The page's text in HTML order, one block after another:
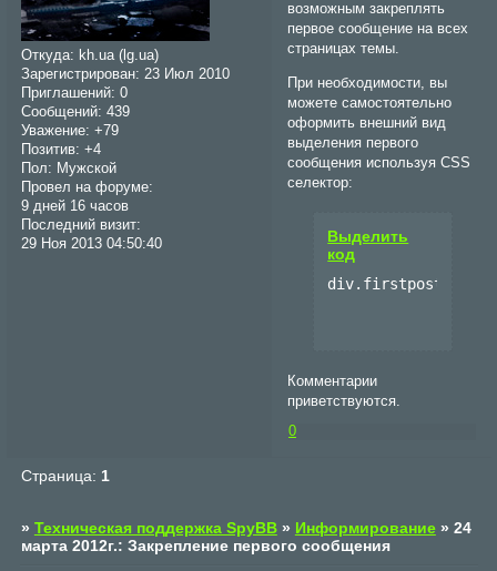
Откуда: kh.ua (lg.ua)
Зарегистрирован: 23 Июл 2010
Приглашений: 0
Сообщений: 439
Уважение: +79
Позитив: +4
Пол: Мужской
Провел на форуме:
9 дней 16 часов
Последний визит:
29 Ноя 2013 04:50:40
возможным закреплять
первое сообщение на всех
страницах темы.
При необходимости, вы
можете самостоятельно
оформить внешний вид
выделения первого
сообщения используя CSS
селектор:
Выделить
код
div.firstpost {}
Комментарии
приветствуются.
0
Страница: 1
» Техническая поддержка SpyBB » Информирование » 24
марта 2012г.: Закрепление первого сообщения